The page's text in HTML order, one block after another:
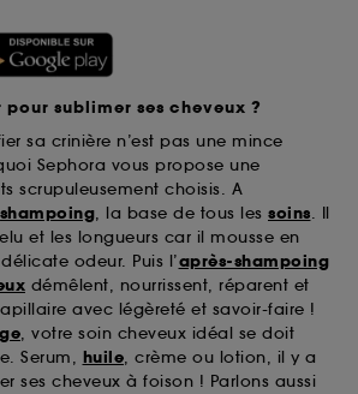
sublimer ses cheveux ?
sa crinière n’est pas une mince
Sephora vous propose une
scrupuleusement choisis. A
shampoing, la base de tous les soins. Il
et les longueurs car il mousse en
odeur. Puis l’après-shampoing
démêlent, nourrissent, réparent et
avec légèreté et savoir-faire !
, votre soin cheveux idéal se doit
Serum, huile, crème ou lotion, il y a
ses cheveux à foison ! Parlons aussi